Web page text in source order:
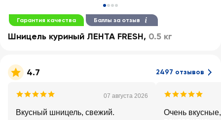
Гарантия качества Баллы за отзыв
Шницель куриный ЛЕНТА FRESH, 0.5 кг
4.7 2497 отзывов
07 августа 2026
Вкусный шницель, свежий.
Очень